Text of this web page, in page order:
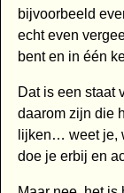
bijvoorbeeld
echt even
bent en in één
Dat is een staat
daarom zijn die
lijken… weet je,
doe je erbij en